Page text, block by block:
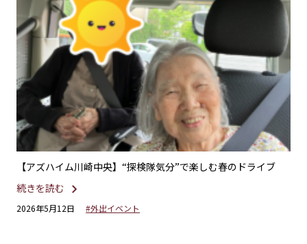
【アズハイム川崎中央】“探検隊気分”で楽しむ春のドライブ
続きを読む
2026年5月12日 #外出イベント